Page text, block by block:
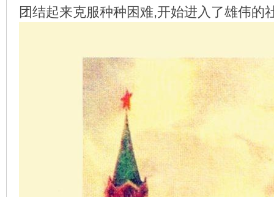
团结起来克服种种困难,开始进入了雄伟的